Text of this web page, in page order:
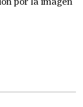
por la imagen